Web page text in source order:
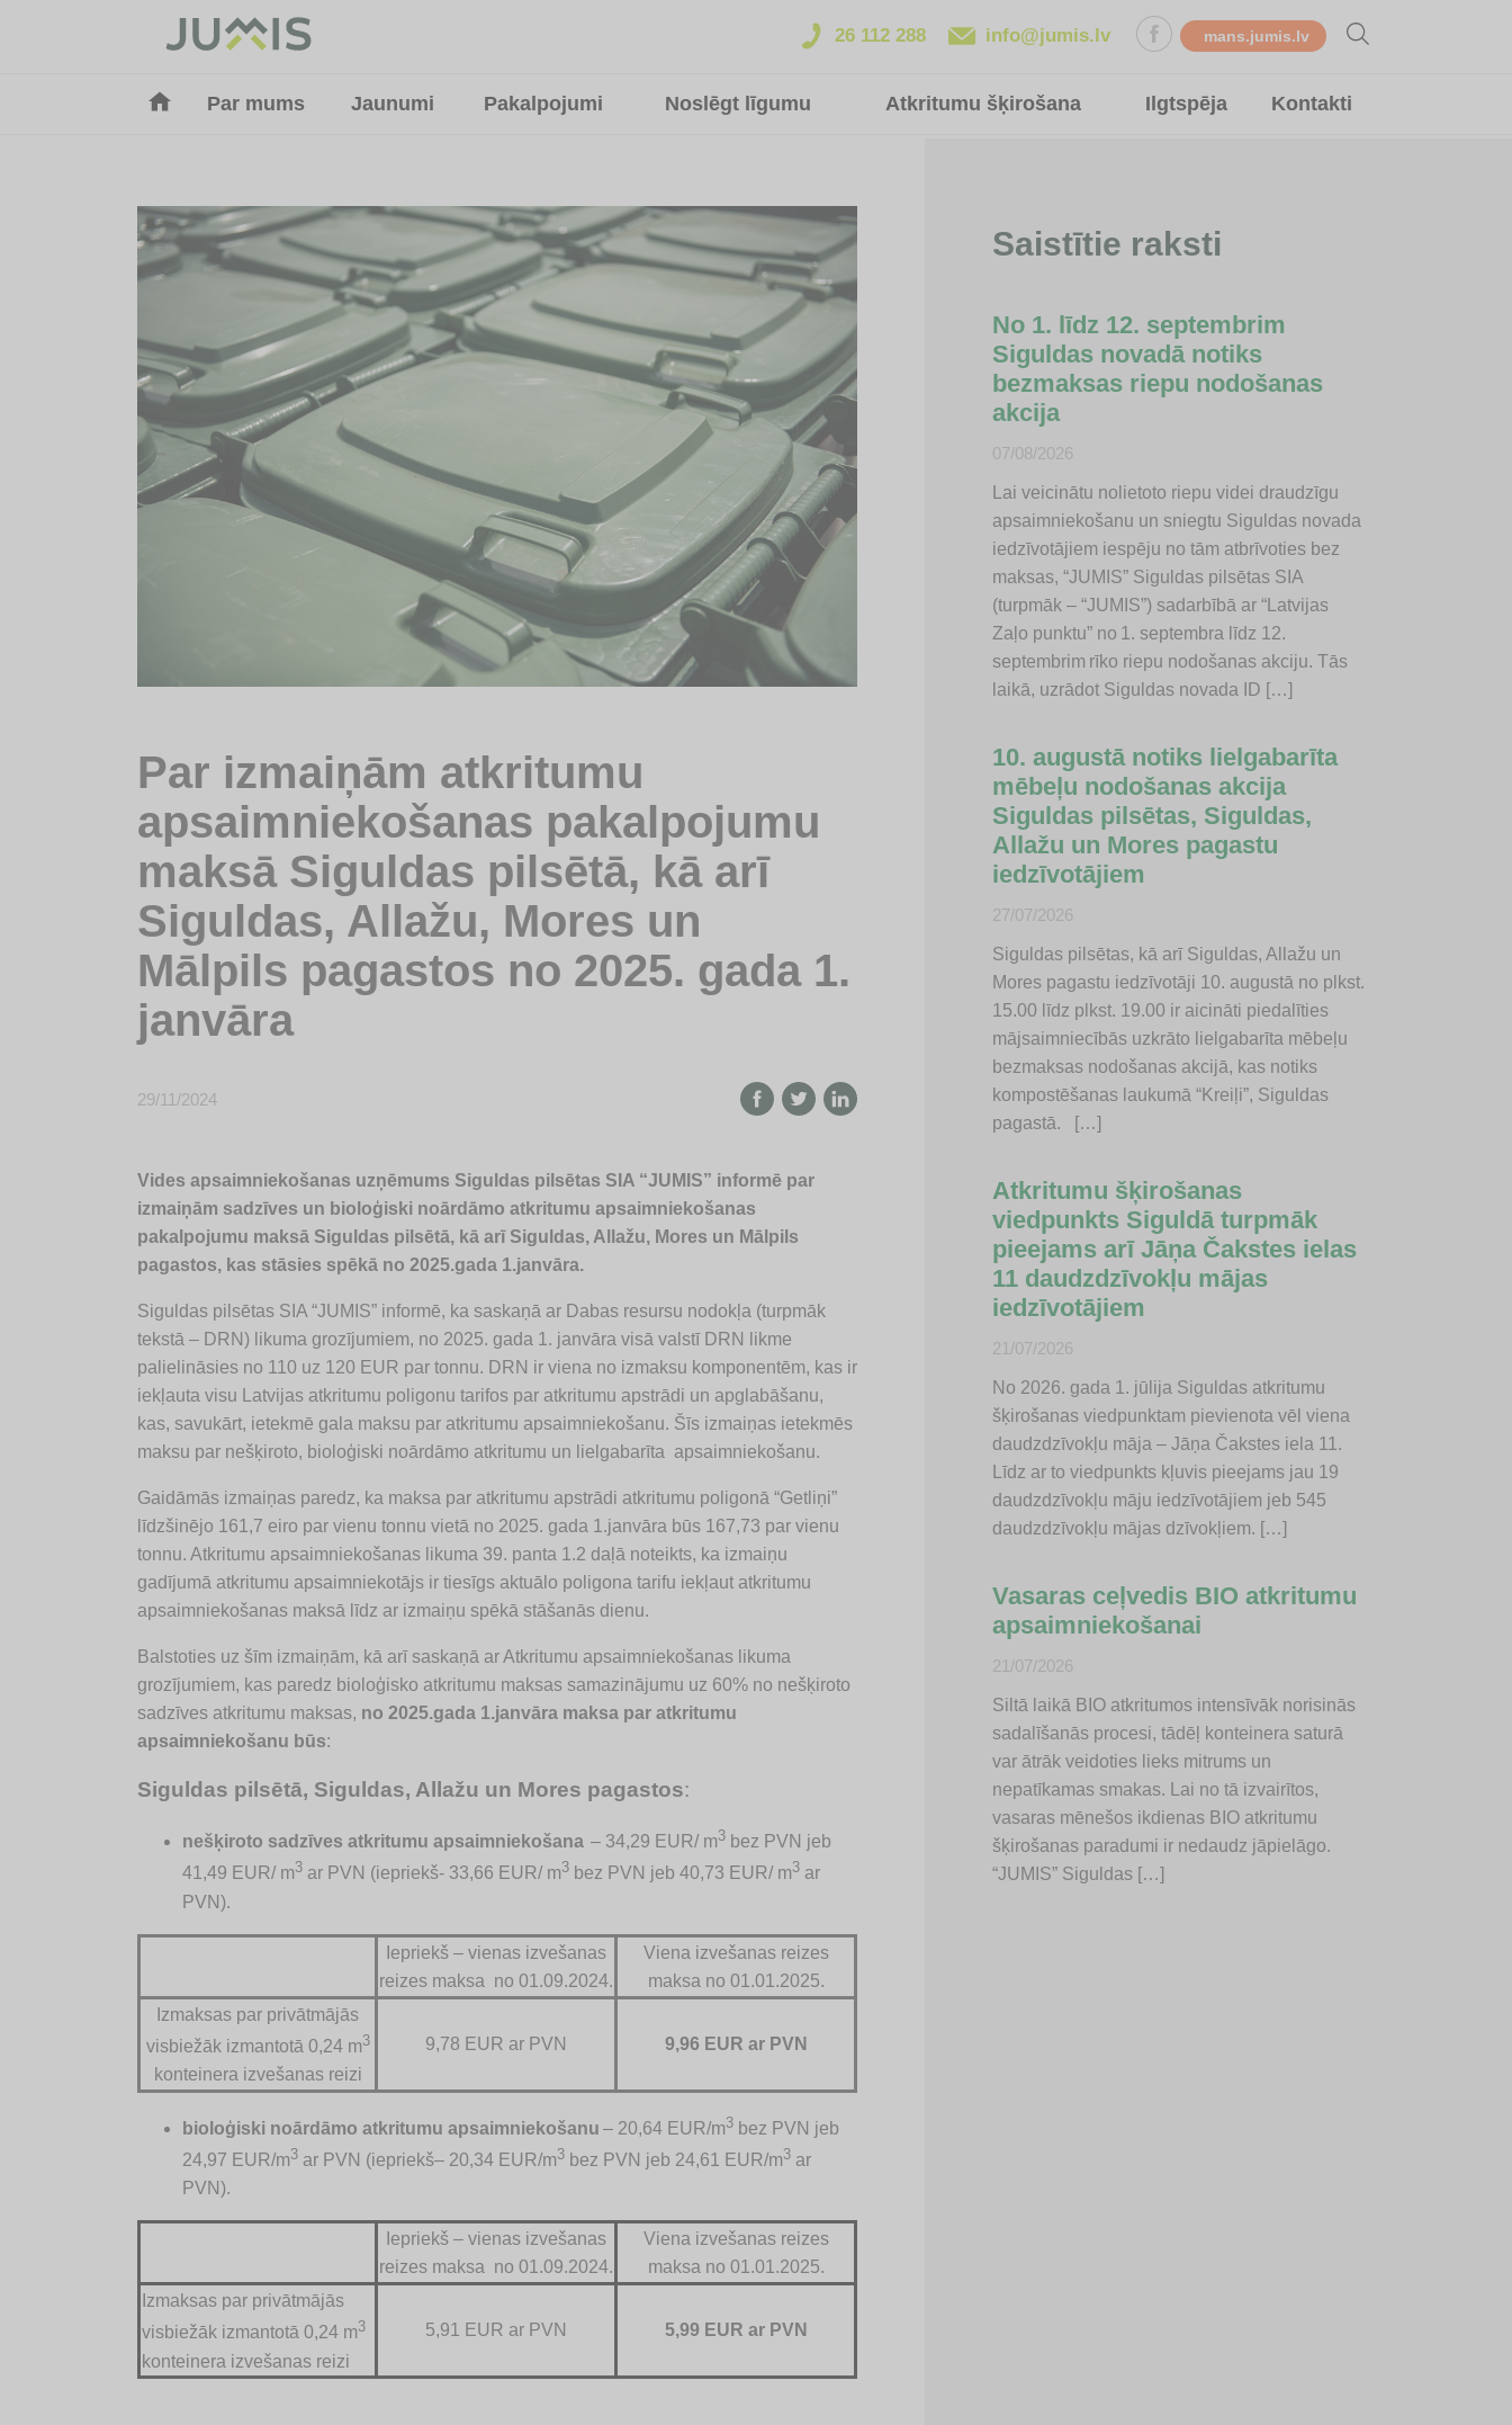
26 112 288 info@jumis.lv mans.jumis.lv
Par mums Jaunumi Pakalpojumi Noslēgt līgumu Atkritumu šķirošana Ilgtspēja Kontakti
Par izmaiņām atkritumu
apsaimniekošanas pakalpojumu
maksā Siguldas pilsētā, kā arī
Siguldas, Allažu, Mores un
Mālpils pagastos no 2025. gada 1.
janvāra
29/11/2024
Vides apsaimniekošanas uzņēmums Siguldas pilsētas SIA “JUMIS” informē par
izmaiņām sadzīves un bioloģiski noārdāmo atkritumu apsaimniekošanas
pakalpojumu maksā Siguldas pilsētā, kā arī Siguldas, Allažu, Mores un Mālpils
pagastos, kas stāsies spēkā no 2025.gada 1.janvāra.
Siguldas pilsētas SIA “JUMIS” informē, ka saskaņā ar Dabas resursu nodokļa (turpmāk
tekstā – DRN) likuma grozījumiem, no 2025. gada 1. janvāra visā valstī DRN likme
palielināsies no 110 uz 120 EUR par tonnu. DRN ir viena no izmaksu komponentēm, kas ir
iekļauta visu Latvijas atkritumu poligonu tarifos par atkritumu apstrādi un apglabāšanu,
kas, savukārt, ietekmē gala maksu par atkritumu apsaimniekošanu. Šīs izmaiņas ietekmēs
maksu par nešķiroto, bioloģiski noārdāmo atkritumu un lielgabarīta apsaimniekošanu.
Gaidāmās izmaiņas paredz, ka maksa par atkritumu apstrādi atkritumu poligonā “Getliņi”
līdzšinējo 161,7 eiro par vienu tonnu vietā no 2025. gada 1.janvāra būs 167,73 par vienu
tonnu. Atkritumu apsaimniekošanas likuma 39. panta 1.2 daļā noteikts, ka izmaiņu
gadījumā atkritumu apsaimniekotājs ir tiesīgs aktuālo poligona tarifu iekļaut atkritumu
apsaimniekošanas maksā līdz ar izmaiņu spēkā stāšanās dienu.
Balstoties uz šīm izmaiņām, kā arī saskaņā ar Atkritumu apsaimniekošanas likuma
grozījumiem, kas paredz bioloģisko atkritumu maksas samazinājumu uz 60% no nešķiroto
sadzīves atkritumu maksas, no 2025.gada 1.janvāra maksa par atkritumu
apsaimniekošanu būs:
Siguldas pilsētā, Siguldas, Allažu un Mores pagastos:
nešķiroto sadzīves atkritumu apsaimniekošana – 34,29 EUR/ m3 bez PVN jeb
41,49 EUR/ m3 ar PVN (iepriekš- 33,66 EUR/ m3 bez PVN jeb 40,73 EUR/ m3 ar
PVN).
Iepriekš – vienas izvešanas
reizes maksa no 01.09.2024.
Viena izvešanas reizes
maksa no 01.01.2025.
Izmaksas par privātmājās
visbiežāk izmantotā 0,24 m3
konteinera izvešanas reizi
9,78 EUR ar PVN 9,96 EUR ar PVN
bioloģiski noārdāmo atkritumu apsaimniekošanu – 20,64 EUR/m3 bez PVN jeb
24,97 EUR/m3 ar PVN (iepriekš– 20,34 EUR/m3 bez PVN jeb 24,61 EUR/m3 ar
PVN).
Iepriekš – vienas izvešanas
reizes maksa no 01.09.2024.
Viena izvešanas reizes
maksa no 01.01.2025.
Izmaksas par privātmājās
visbiežāk izmantotā 0,24 m3
konteinera izvešanas reizi
5,91 EUR ar PVN 5,99 EUR ar PVN
Saistītie raksti
No 1. līdz 12. septembrim
Siguldas novadā notiks
bezmaksas riepu nodošanas
akcija
07/08/2026
Lai veicinātu nolietoto riepu videi draudzīgu
apsaimniekošanu un sniegtu Siguldas novada
iedzīvotājiem iespēju no tām atbrīvoties bez
maksas, “JUMIS” Siguldas pilsētas SIA
(turpmāk – “JUMIS”) sadarbībā ar “Latvijas
Zaļo punktu” no 1. septembra līdz 12.
septembrim rīko riepu nodošanas akciju. Tās
laikā, uzrādot Siguldas novada ID […]
10. augustā notiks lielgabarīta
mēbeļu nodošanas akcija
Siguldas pilsētas, Siguldas,
Allažu un Mores pagastu
iedzīvotājiem
27/07/2026
Siguldas pilsētas, kā arī Siguldas, Allažu un
Mores pagastu iedzīvotāji 10. augustā no plkst.
15.00 līdz plkst. 19.00 ir aicināti piedalīties
mājsaimniecībās uzkrāto lielgabarīta mēbeļu
bezmaksas nodošanas akcijā, kas notiks
kompostēšanas laukumā “Kreiļi”, Siguldas
pagastā. […]
Atkritumu šķirošanas
viedpunkts Siguldā turpmāk
pieejams arī Jāņa Čakstes ielas
11 daudzdzīvokļu mājas
iedzīvotājiem
21/07/2026
No 2026. gada 1. jūlija Siguldas atkritumu
šķirošanas viedpunktam pievienota vēl viena
daudzdzīvokļu māja – Jāņa Čakstes iela 11.
Līdz ar to viedpunkts kļuvis pieejams jau 19
daudzdzīvokļu māju iedzīvotājiem jeb 545
daudzdzīvokļu mājas dzīvokļiem. […]
Vasaras ceļvedis BIO atkritumu
apsaimniekošanai
21/07/2026
Siltā laikā BIO atkritumos intensīvāk norisinās
sadalīšanās procesi, tādēļ konteinera saturā
var ātrāk veidoties lieks mitrums un
nepatīkamas smakas. Lai no tā izvairītos,
vasaras mēnešos ikdienas BIO atkritumu
šķirošanas paradumi ir nedaudz jāpielāgo.
“JUMIS” Siguldas […]